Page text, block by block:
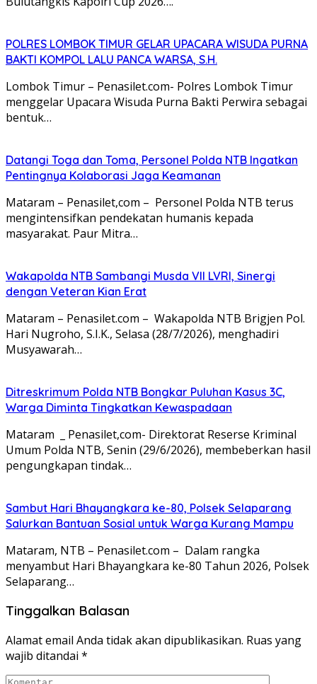
POLRES LOMBOK TIMUR GELAR UPACARA WISUDA PURNA
BAKTI KOMPOL LALU PANCA WARSA, S.H.
Lombok Timur – Penasilet.com- Polres Lombok Timur
menggelar Upacara Wisuda Purna Bakti Perwira sebagai
bentuk…
Datangi Toga dan Toma, Personel Polda NTB Ingatkan
Pentingnya Kolaborasi Jaga Keamanan
Mataram – Penasilet,com – Personel Polda NTB terus
mengintensifkan pendekatan humanis kepada
masyarakat. Paur Mitra…
Wakapolda NTB Sambangi Musda VII LVRI, Sinergi
dengan Veteran Kian Erat
Mataram – Penasilet.com – Wakapolda NTB Brigjen Pol.
Hari Nugroho, S.I.K., Selasa (28/7/2026), menghadiri
Musyawarah…
Ditreskrimum Polda NTB Bongkar Puluhan Kasus 3C,
Warga Diminta Tingkatkan Kewaspadaan
Mataram _ Penasilet,com- Direktorat Reserse Kriminal
Umum Polda NTB, Senin (29/6/2026), membeberkan hasil
pengungkapan tindak…
Sambut Hari Bhayangkara ke-80, Polsek Selaparang
Salurkan Bantuan Sosial untuk Warga Kurang Mampu
Mataram, NTB – Penasilet.com – Dalam rangka
menyambut Hari Bhayangkara ke-80 Tahun 2026, Polsek
Selaparang…
Tinggalkan Balasan
Alamat email Anda tidak akan dipublikasikan. Ruas yang
wajib ditandai *